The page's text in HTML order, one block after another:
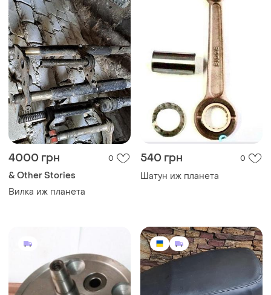
4000 грн 0
& Other Stories
Вилка иж планета
540 грн 0
Шатун иж планета